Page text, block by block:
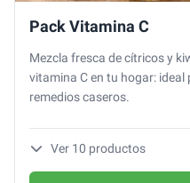
Pack Vitamina C
Mezcla fresca de cítricos y
vitamina C en tu hogar:
remedios caseros.
Ver 10 productos